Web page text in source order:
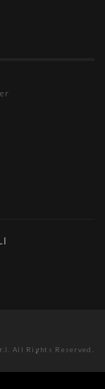
All Rights Reserved.